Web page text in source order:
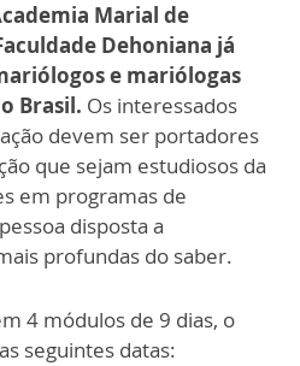
Marial de
Dehoniana já
e mariólogas
Brasil. Os interessados
devem ser portadores
que sejam estudiosos da
em programas de
disposta a
profundas do saber.
4 módulos de 9 dias, o
seguintes datas: